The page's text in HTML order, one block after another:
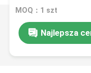
Certyfikowany
MOQ：1 szt
Najlepsza